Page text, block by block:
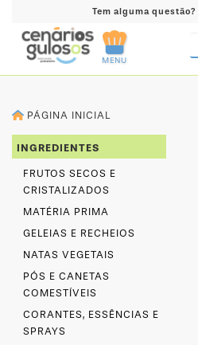
PRONTOS
MOLDES
E
FORMAS
UTENSÍLIOS
DECORAÇÃO
DESCARTÁVEIS
FESTA
FORMATOS
Tem alguma questão?
MENU
PÁGINA INICIAL
INGREDIENTES
FRUTOS SECOS E
CRISTALIZADOS
MATÉRIA PRIMA
GELEIAS E RECHEIOS
NATAS VEGETAIS
PÓS E CANETAS
COMESTÍVEIS
CORANTES, ESSÊNCIAS E
SPRAYS